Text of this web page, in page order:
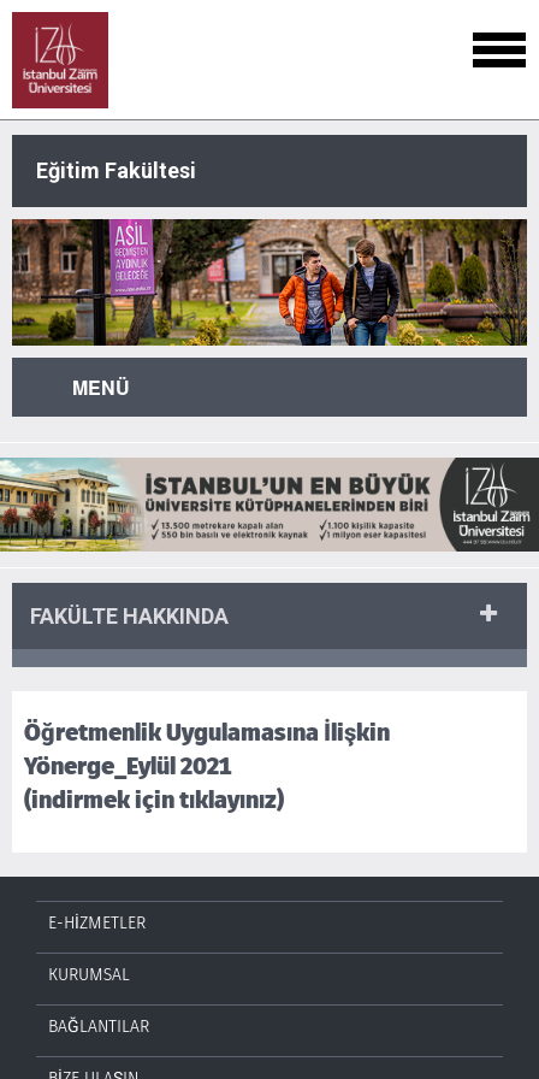
Eğitim Fakültesi
MENÜ
FAKÜLTE HAKKINDA
Öğretmenlik Uygulamasına İlişkin
Yönerge_Eylül 2021
(indirmek için tıklayınız)
E-HİZMETLER
KURUMSAL
BAĞLANTILAR